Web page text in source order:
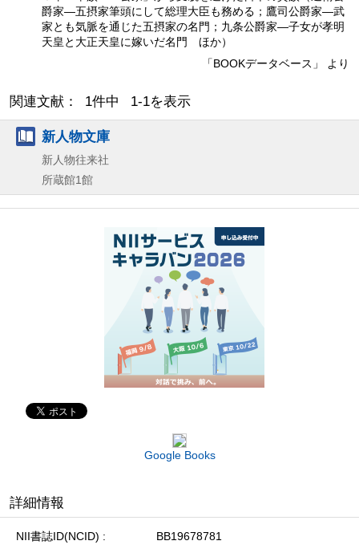
爵家—五摂家筆頭にして総理大臣も務める；鷹司公爵家—武
家とも気脈を通じた五摂家の名門；九条公爵家—子女が孝明
天皇と大正天皇に嫁いだ名門 ほか）
「BOOKデータベース」 より
関連文献： 1件中 1-1を表示
新人物文庫
新人物往来社
所蔵館1館
Google Books
詳細情報
NII書誌ID(NCID)
BB19678781